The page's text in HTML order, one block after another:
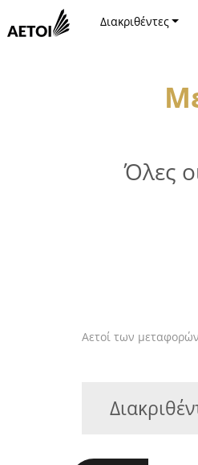
Διακριθέντες
Όλες
Αετοί των μεταφορών